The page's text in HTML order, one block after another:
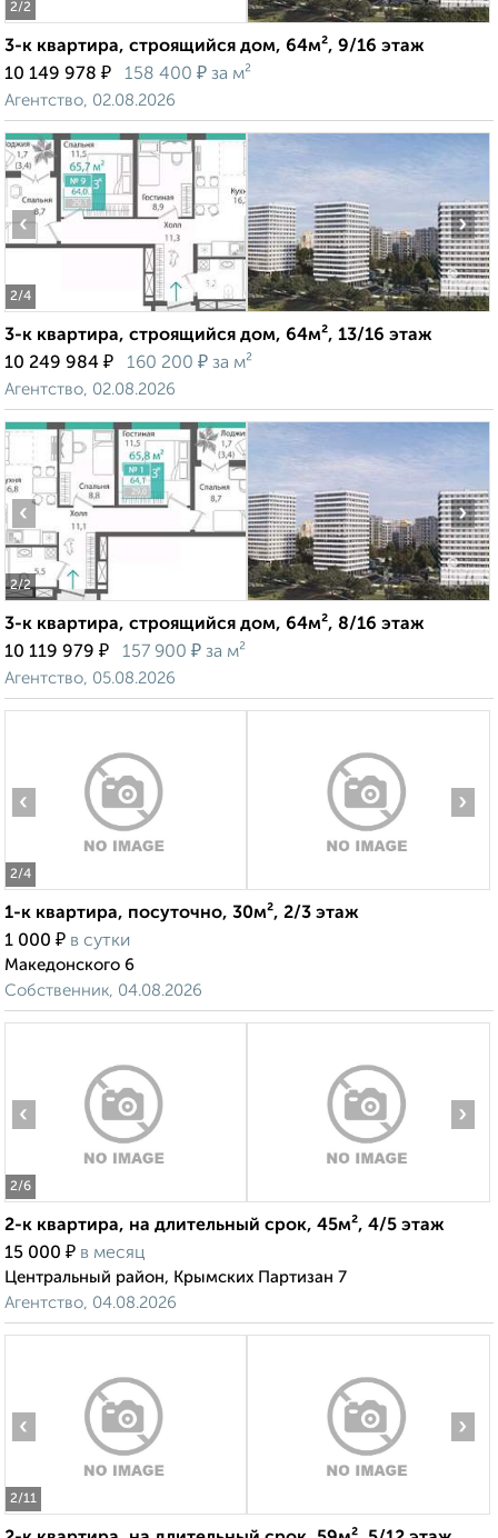
2/2
3-к квартира, строящийся дом, 64м², 9/16 этаж
10 149 978 ₽ 158 400 ₽ за м²
Агентство, 02.08.2026
2/4
‹ ›
3-к квартира, строящийся дом, 64м², 13/16 этаж
10 249 984 ₽ 160 200 ₽ за м²
Агентство, 02.08.2026
2/2
‹ ›
3-к квартира, строящийся дом, 64м², 8/16 этаж
10 119 979 ₽ 157 900 ₽ за м²
Агентство, 05.08.2026
2/4
‹ ›
1-к квартира, посуточно, 30м², 2/3 этаж
1 000 ₽ в сутки
Македонского 6
Собственник, 04.08.2026
2/6
‹ ›
2-к квартира, на длительный срок, 45м², 4/5 этаж
15 000 ₽ в месяц
Центральный район, Крымских Партизан 7
Агентство, 04.08.2026
2/11
‹ ›